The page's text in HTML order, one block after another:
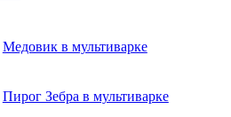
Медовик в мультиварке
Пирог Зебра в мультиварке